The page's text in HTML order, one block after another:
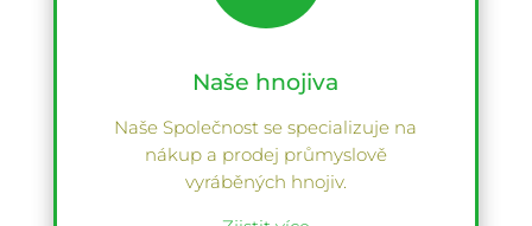
Naše hnojiva
Naše Společnost se specializuje na
nákup a prodej průmyslově
vyráběných hnojiv.